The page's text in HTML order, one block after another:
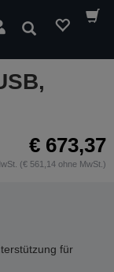
Suchen
€ 673,37
(€ 561,14 ohne MwSt.)
für